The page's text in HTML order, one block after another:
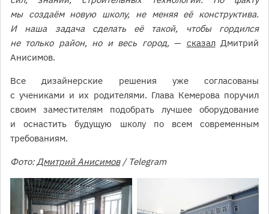
мы создаём новую школу, не меняя её конструктива.
И наша задача сделать её такой, чтобы гордился
не только район, но и весь город, — сказалДмитрий
Анисимов.
Все дизайнерские решения уже согласованы
с учениками и их родителями. Глава Кемерова поручил
своим заместителям подобрать лучшее оборудование
и оснастить будущую школу по всем современным
требованиям.
Фото:Дмитрий Анисимов/ Telegram